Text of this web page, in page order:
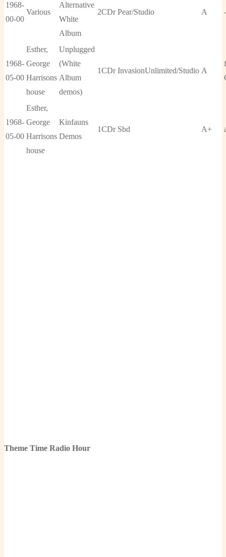
1968-
00-00
Various
Alternative
White
Album
2CDr Pear/Studio A -
1968-
05-00
Esther,
George
Harrisons
house
Unplugged
(White
Album
demos)
1CDr InvasionUnlimited/Studio A
1968-
05-00
Esther,
George
Harrisons
house
Kinfauns
Demos
1CDr Sbd A+
Theme Time Radio Hour